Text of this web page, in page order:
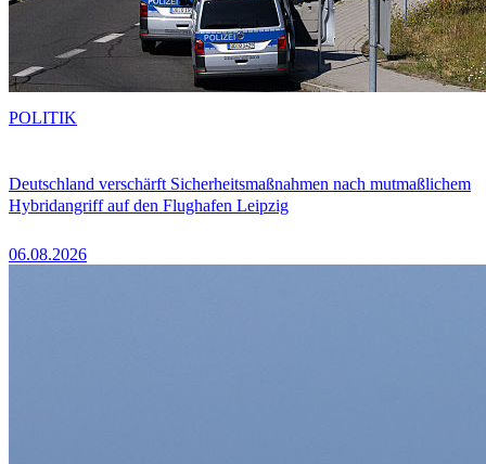
Deutschland verschärft Sicherheitsmaßnahmen nach mutmaßlichem
Hybridangriff auf den Flughafen Leipzig
06.08.2026
POLITIK